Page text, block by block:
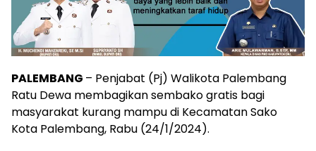
PALEMBANG – Penjabat (Pj) Walikota Palembang
Ratu Dewa membagikan sembako gratis bagi
masyarakat kurang mampu di Kecamatan Sako
Kota Palembang, Rabu (24/1/2024).